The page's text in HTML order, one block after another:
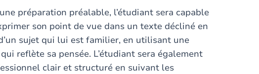
préparation préalable, l’étudiant sera capable
son point de vue dans un texte décliné en
sujet qui lui est familier, en utilisant une
reflète sa pensée. L’étudiant sera également
clair et structuré en suivant les